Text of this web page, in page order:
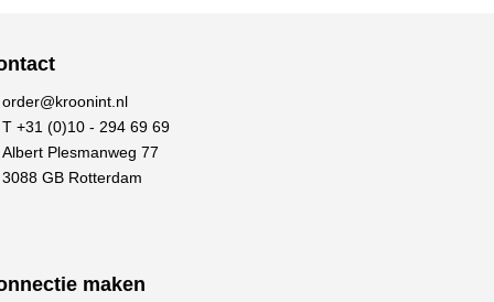
order@kroonint.nl
T +31 (0)10 - 294 69 69
Albert Plesmanweg 77
3088 GB Rotterdam
maken